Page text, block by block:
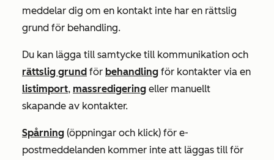
meddelar dig om en kontakt inte har en rättslig
grund för behandling.
Du kan lägga till samtycke till kommunikation och
rättslig grund för behandling för kontakter via en
listimport, massredigering eller manuellt
skapande av kontakter.
Spårning (öppningar och klick) för e-
postmeddelanden kommer inte att läggas till för